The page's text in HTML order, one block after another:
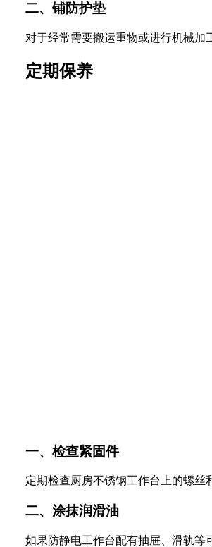
二、铺防护垫
对于经常需要搬运重物或进行机械加
定期保养
一、检查紧固件
定期检查厨房不锈钢工作台上的螺丝
二、涂抹润滑油
如果防静电工作台配有抽屉、滑轨等